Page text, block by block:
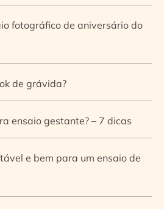
fotográfico de aniversário do
de grávida?
ensaio gestante? – 7 dicas
e bem para um ensaio de